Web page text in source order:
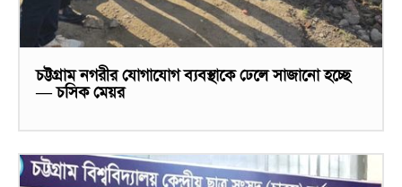
চট্টগ্রাম নগরীর যোগাযোগ ব্যবস্থাকে ঢেলে সাজানো হচ্ছে
— চসিক মেয়র